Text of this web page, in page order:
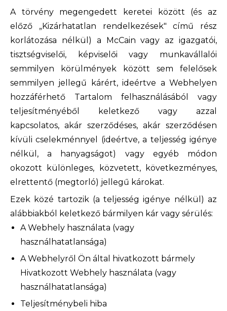
A törvény megengedett keretei között (és az
előző „Kizárhatatlan rendelkezések" című rész
korlátozása nélkül) a McCain vagy az igazgatói,
tisztségviselői, képviselői vagy munkavállalói
semmilyen körülmények között sem felelősek
semmilyen jellegű kárért, ideértve a Webhelyen
hozzáférhető Tartalom felhasználásából vagy
teljesítményéből keletkező vagy azzal
kapcsolatos, akár szerződéses, akár szerződésen
kívüli cselekménnyel (ideértve, a teljesség igénye
nélkül, a hanyagságot) vagy egyéb módon
okozott különleges, közvetett, következményes,
elrettentő (megtorló) jellegű károkat.
Ezek közé tartozik (a teljesség igénye nélkül) az
alábbiakból keletkező bármilyen kár vagy sérülés:
A Webhely használata (vagy
használhatatlansága)
A Webhelyről Ön által hivatkozott bármely
Hivatkozott Webhely használata (vagy
használhatatlansága)
Teljesítménybeli hiba